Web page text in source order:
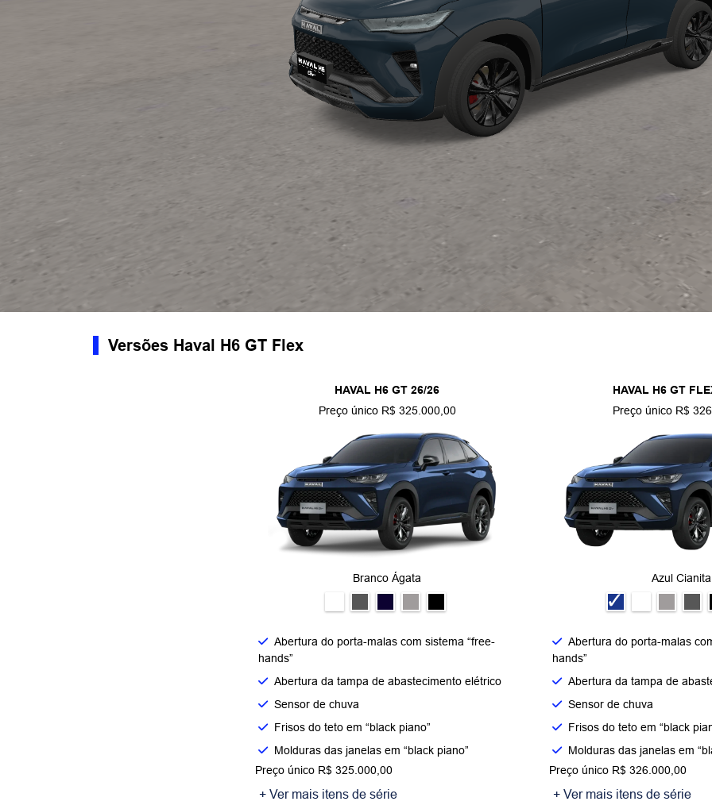
Versões Haval H6 GT Flex
HAVAL H6 GT 26/26
Preço único R$ 325.000,00
Branco Ágata
Abertura do porta-malas com sistema “free-
hands”
Abertura da tampa de abastecimento elétrico
Sensor de chuva
Frisos do teto em “black piano”
Molduras das janelas em “black piano”
Preço único R$ 325.000,00
+ Ver mais itens de série
HAVAL H6 GT
Preço único R$
Azul Cianita
Abertura do porta-malas
hands”
Abertura da tampa de
Sensor de chuva
Frisos do teto em “black
Molduras das janelas em
Preço único R$ 326.000,00
+ Ver mais itens de série